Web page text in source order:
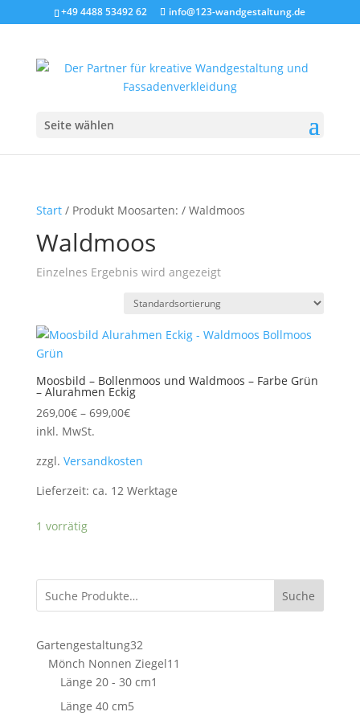
+49 4488 53492 62 info@123-wandgestaltung.de
Seite wählen
Start/ Produkt Moosarten: / Waldmoos
Waldmoos
Einzelnes Ergebnis wird angezeigt
Moosbild – Bollenmoos und Waldmoos – Farbe Grün
– Alurahmen Eckig
269,00€– 699,00€
inkl. MwSt.
zzgl. Versandkosten
Lieferzeit: ca. 12 Werktage
1 vorrätig
Suche
Gartengestaltung3232
Produkte
Mönch Nonnen Ziegel11
Länge 20 - 30 cm1
Länge 40 cm55